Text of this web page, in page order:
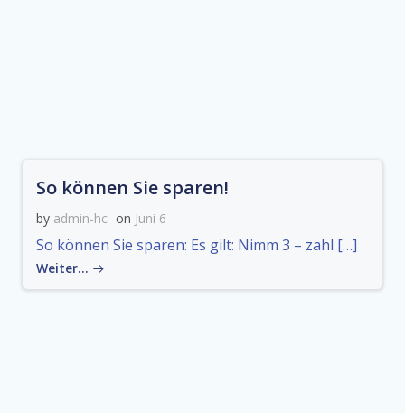
So können Sie sparen!
by admin-hc on Juni 6
So können Sie sparen: Es gilt: Nimm 3 – zahl […]
Weiter…